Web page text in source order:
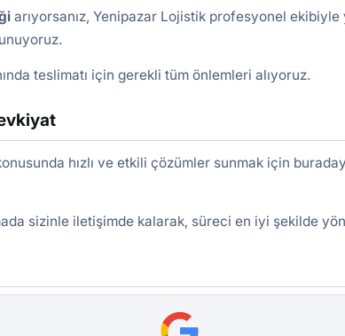
arıyorsanız, Yenipazar Lojistik profesyonel ekibiyle
teslimatı için gerekli tüm önlemleri alıyoruz.
hızlı ve etkili çözümler sunmak için
sizinle iletişimde kalarak, süreci en iyi şekilde